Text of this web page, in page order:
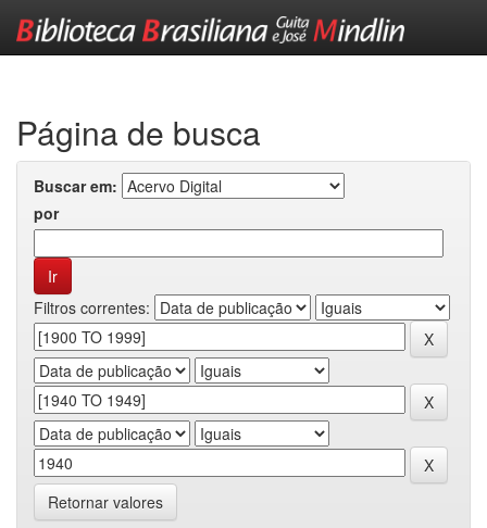
Página de busca
Buscar em:
por
Filtros correntes:
Retornar valores